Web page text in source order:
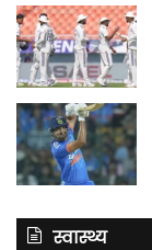
स्वास्थ्य